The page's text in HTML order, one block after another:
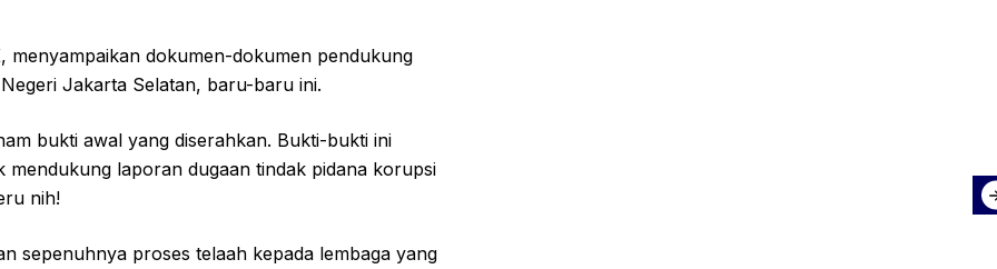
menyampaikan dokumen-dokumen pendukung
Jakarta Selatan, baru-baru ini.
bukti awal yang diserahkan. Bukti-bukti ini
mendukung laporan dugaan tindak pidana korupsi
nih!
sepenuhnya proses telaah kepada lembaga yang